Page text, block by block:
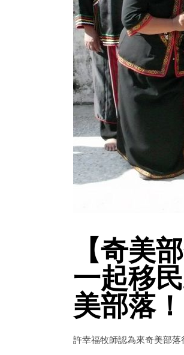
【奇美
一起移
美部落！
許幸福牧師認為來奇美部